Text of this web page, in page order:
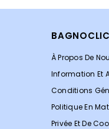
BAGNOCLIC
À Propos De
Information Et
Conditions
Politique En
Privée Et De